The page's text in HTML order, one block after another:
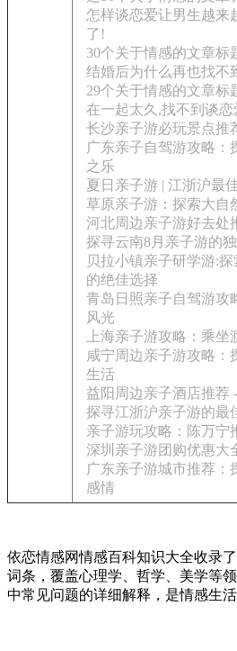
怎样谈恋爱让男生越来
了!
30个关于情感的文章标
结婚后为什么再也找不
29个关于情感的文章标
在一起太久,找不到谈
长沙亲子游必玩景点推
广东亲子自驾游攻略：
之乐
夏日亲子游 | 江浙沪最
草原亲子游：探索大自
河北周边亲子游好去处
探寻云南8月亲子游的
贝拉小镇亲子研学游:
的绝佳选择
青岛日照亲子自驾游攻
风光
上海亲子游攻略：乘
咸宁周边亲子游攻略：
生活
益阳周边亲子酒店推荐
探寻江浙沪亲子游的最
亲子游玩攻略：陈万宁
深圳亲子游团购优惠大
广东亲子游城市推荐：
感情
依恋情感网情感百科知识大全收录
词条，覆盖心理学、哲学、美学等
中常见问题的详细解释，是情感生活